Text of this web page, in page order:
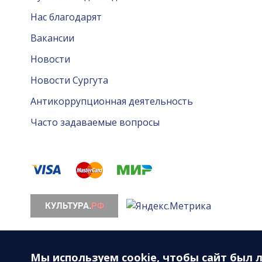
Нас благодарят
Вакансии
Новости
Новости Сургута
Антикоррупционная деятельность
Часто задаваемые вопросы
628408, ХМАО-Югра, Тюменская область, г.
Мы используем cookie, чтобы сайт был